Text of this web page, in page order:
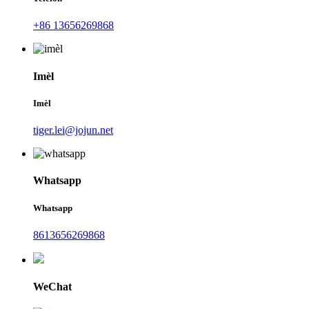
+86 13656269868
Imèl
Imèl
tiger.lei@jojun.net
Whatsapp
Whatsapp
8613656269868
WeChat